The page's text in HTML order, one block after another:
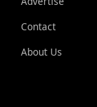
Contact
About Us